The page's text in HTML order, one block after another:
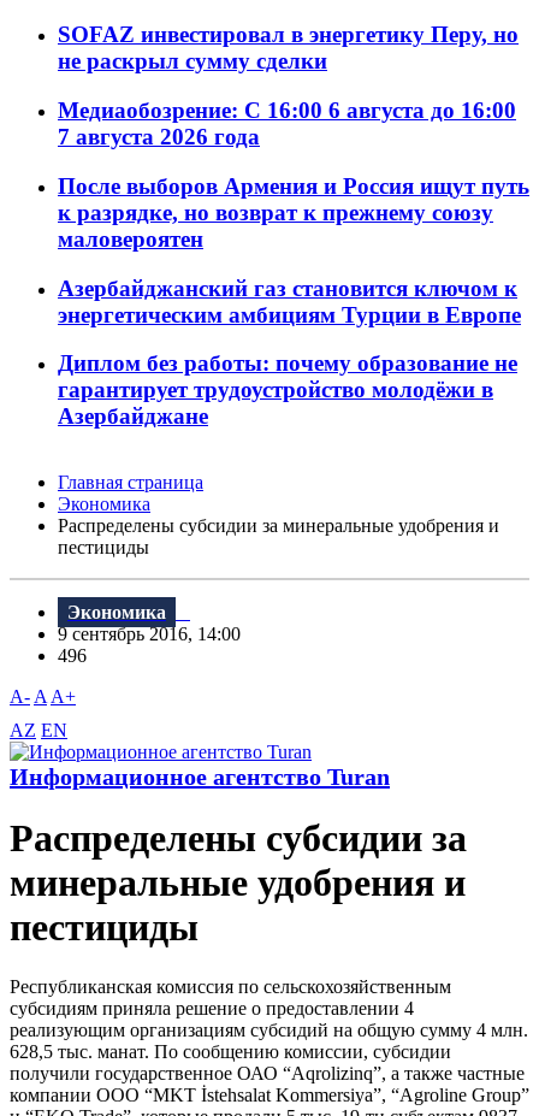
SOFAZ инвестировал в энергетику Перу, но
не раскрыл сумму сделки
Медиаобозрение: С 16:00 6 августа до 16:00
7 августа 2026 года
После выборов Армения и Россия ищут путь
к разрядке, но возврат к прежнему союзу
маловероятен
Азербайджанский газ становится ключом к
энергетическим амбициям Турции в Европе
Диплом без работы: почему образование не
гарантирует трудоустройство молодёжи в
Азербайджане
Главная страница
Экономика
Распределены субсидии за минеральные удобрения и
пестициды
Экономика
9 сентябрь 2016, 14:00
496
A- A A+
AZ EN
Информационное агентство Turan
Распределены субсидии за
минеральные удобрения и
пестициды
Республиканская комиссия по сельскохозяйственным
субсидиям приняла решение о предоставлении 4
реализующим организациям субсидий на общую сумму 4 млн.
628,5 тыс. манат. По сообщению комиссии, субсидии
получили государственное ОАО “Aqrolizinq”, а также частные
компании ООО “MKT İstehsalat Kommersiya”, “Agroline Group”